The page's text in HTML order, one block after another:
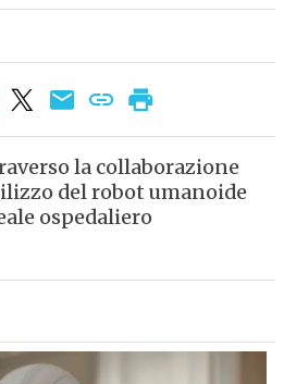
la collaborazione
del robot umanoide
ospedaliero